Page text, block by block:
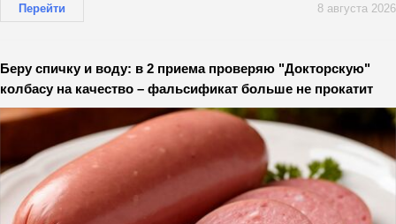
Перейти 8 августа 2026
Беру спичку и воду: в 2 приема проверяю "Докторскую"
колбасу на качество – фальсификат больше не прокатит